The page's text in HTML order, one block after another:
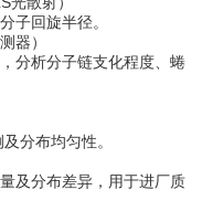
回旋半径。
器）
分析分子链支化程度、蜷
分布均匀性。
及分布差异，用于进厂质